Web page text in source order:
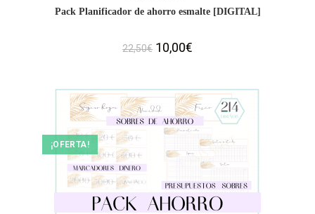
Pack Planificador de ahorro esmalte [DIGITAL]
22,50€ 10,00€
¡OFERTA!